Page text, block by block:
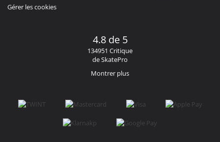
Gérer les cookies
4.8 de 5
134951 Critique
de SkatePro
Montrer plus